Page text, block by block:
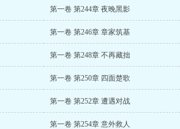
第一卷 第244章 夜晚黑影
第一卷 第246章 章家筑基
第一卷 第248章 不再藏拙
第一卷 第250章 四面楚歌
第一卷 第252章 遭遇对战
第一卷 第254章 意外救人